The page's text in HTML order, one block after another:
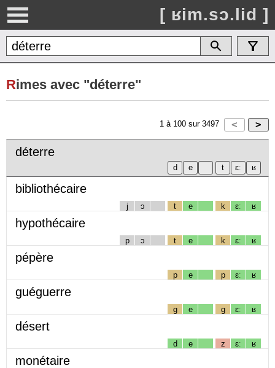
[ ʁim.sɔ.lid ]
Rimes avec "déterre"
1 à 100 sur 3497
déterre
bibliothécaire
j ɔ t e k ɛː ʁ
hypothécaire
p ɔ t e k ɛː ʁ
pépère
p e p ɛː ʁ
guéguerre
g e g ɛː ʁ
désert
d e z ɛː ʁ
monétaire